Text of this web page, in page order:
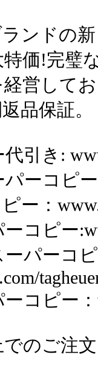
ランドの
価!完璧
営して
品保証。
引き:
ーコピー
ー：
コピー
パーコ
コピー：
のご注